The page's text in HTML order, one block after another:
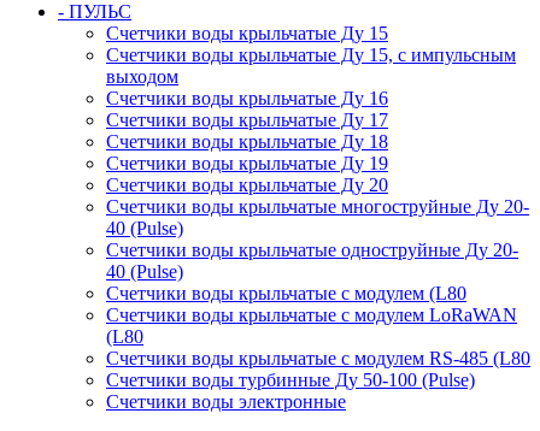
- ПУЛЬС
Счетчики воды крыльчатые Ду 15
Счетчики воды крыльчатые Ду 15, с импульсным
выходом
Счетчики воды крыльчатые Ду 16
Счетчики воды крыльчатые Ду 17
Счетчики воды крыльчатые Ду 18
Счетчики воды крыльчатые Ду 19
Счетчики воды крыльчатые Ду 20
Счетчики воды крыльчатые многоструйные Ду 20-
40 (Pulse)
Счетчики воды крыльчатые одноструйные Ду 20-
40 (Pulse)
Счетчики воды крыльчатые с модулем (L80
Счетчики воды крыльчатые с модулем LoRaWAN
(L80
Счетчики воды крыльчатые с модулем RS-485 (L80
Счетчики воды турбинные Ду 50-100 (Pulse)
Счетчики воды электронные